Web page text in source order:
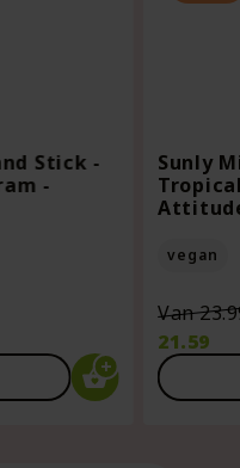
Stick -
-
Sunly
vegan
Van
21.59
Huidige
prijs